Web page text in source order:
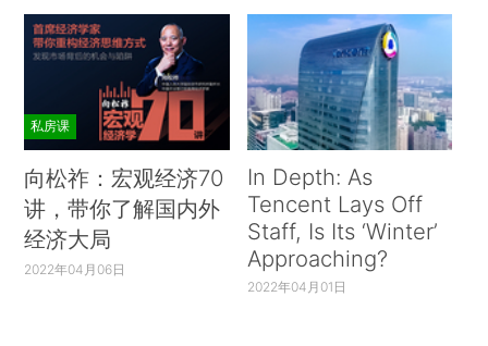
私房课
向松祚：宏观经济70
讲，带你了解国内外
经济大局
2022年04月06日
In Depth: As
Tencent Lays Off
Staff, Is Its ‘Winter’
Approaching?
2022年04月01日